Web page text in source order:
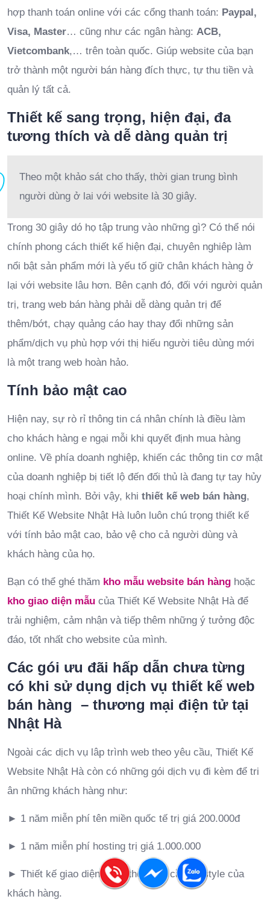
hợp thanh toán online với các cổng thanh toán: Paypal,
Visa, Master… cũng như các ngân hàng: ACB,
Vietcombank,… trên toàn quốc. Giúp website của bạn
trở thành một người bán hàng đích thực, tự thu tiền và
quản lý tất cả.
Thiết kế sang trọng, hiện đại, đa
tương thích và dễ dàng quản trị
Theo một khảo sát cho thấy, thời gian trung bình
người dùng ở lai với website là 30 giây.
Trong 30 giây dó họ tập trung vào những gì? Có thể nói
chính phong cách thiết kế hiện đại, chuyên nghiêp làm
nổi bật sản phẩm mới là yếu tố giữ chân khách hàng ở
lại với website lâu hơn. Bên cạnh đó, đối với người quản
trị, trang web bán hàng phải dễ dàng quản trị để
thêm/bớt, chạy quảng cáo hay thay đổi những sản
phẩm/dịch vụ phù hợp với thị hiếu người tiêu dùng mới
là một trang web hoàn hảo.
Tính bảo mật cao
Hiện nay, sự rò rỉ thông tin cá nhân chính là điều làm
cho khách hàng e ngại mỗi khi quyết định mua hàng
online. Về phía doanh nghiệp, khiến các thông tin cơ mật
của doanh nghiệp bị tiết lộ đến đối thủ là đang tự tay hủy
hoại chính mình. Bởi vậy, khi thiết kế web bán hàng,
Thiết Kế Website Nhật Hà luôn luôn chú trọng thiết kế
với tính bảo mật cao, bảo vệ cho cả người dùng và
khách hàng của họ.
Bạn có thể ghé thăm kho mẫu website bán hàng hoặc
kho giao diện mẫu của Thiết Kế Website Nhật Hà để
trải nghiệm, cảm nhận và tiếp thêm những ý tưởng độc
đáo, tốt nhất cho website của mình.
Các gói ưu đãi hấp dẫn chưa từng
có khi sử dụng dịch vụ thiết kế web
bán hàng – thương mại điện tử tại
Nhật Hà
Ngoài các dịch vụ lâp trình web theo yêu cầu, Thiết Kế
Website Nhật Hà còn có những gói dịch vụ đi kèm để tri
ân những khách hàng như:
► 1 năm miễn phí tên miền quốc tế trị giá 200.000đ
► 1 năm miễn phí hosting trị giá 1.000.000
► Thiết kế giao diện riêng theo yêu cầu và style của
khách hàng.